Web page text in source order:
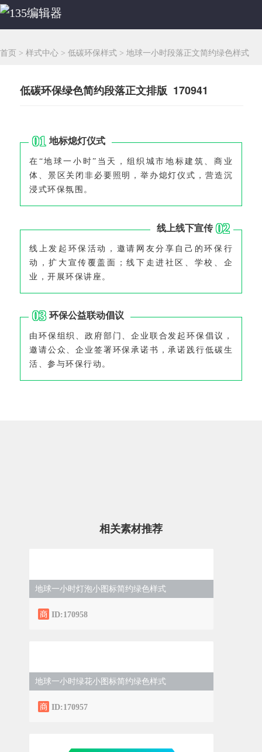
首页 > 样式中心 > 低碳环保样式 > 地球一小时段落正文简约绿色样式
低碳环保绿色简约段落正文排版 170941
01 地标熄灯仪式
在“地球一小时”当天，组织城市地标建筑、商业
体、景区关闭非必要照明，举办熄灯仪式，营造沉
浸式环保氛围。
线上线下宣传 02
线上发起环保活动，邀请网友分享自己的环保行
动，扩大宣传覆盖面；线下走进社区、学校、企
业，开展环保讲座。
03 环保公益联动倡议
由环保组织、政府部门、企业联合发起环保倡议，
邀请公众、企业签署环保承诺书，承诺践行低碳生
活、参与环保行动。
相关素材推荐
地球一小时灯泡小图标简约绿色样式
ID:170958
地球一小时绿花小图标简约绿色样式
ID:170957